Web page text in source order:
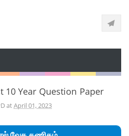
10 Year Question Paper
atApril 01, 2023